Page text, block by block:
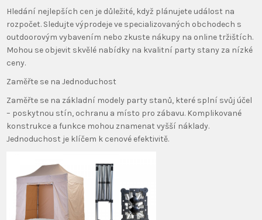
Hledání nejlepších cen je důležité, když plánujete událost na
rozpočet. Sledujte výprodeje ve specializovaných obchodech s
outdoorovým vybavením nebo zkuste nákupy na online tržištích.
Mohou se objevit skvělé nabídky na kvalitní party stany za nízké
ceny.
Zaměřte se na Jednoduchost
Zaměřte se na základní modely party stanů, které splní svůj účel
– poskytnou stín, ochranu a místo pro zábavu. Komplikované
konstrukce a funkce mohou znamenat vyšší náklady.
Jednoduchost je klíčem k cenové efektivitě.